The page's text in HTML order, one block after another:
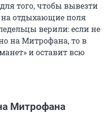
того, чтобы вывезти
на отдыхающие поля
верили: если не
на Митрофана, то в
и оставит всю
Митрофана